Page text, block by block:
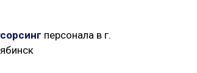
персонала в г.